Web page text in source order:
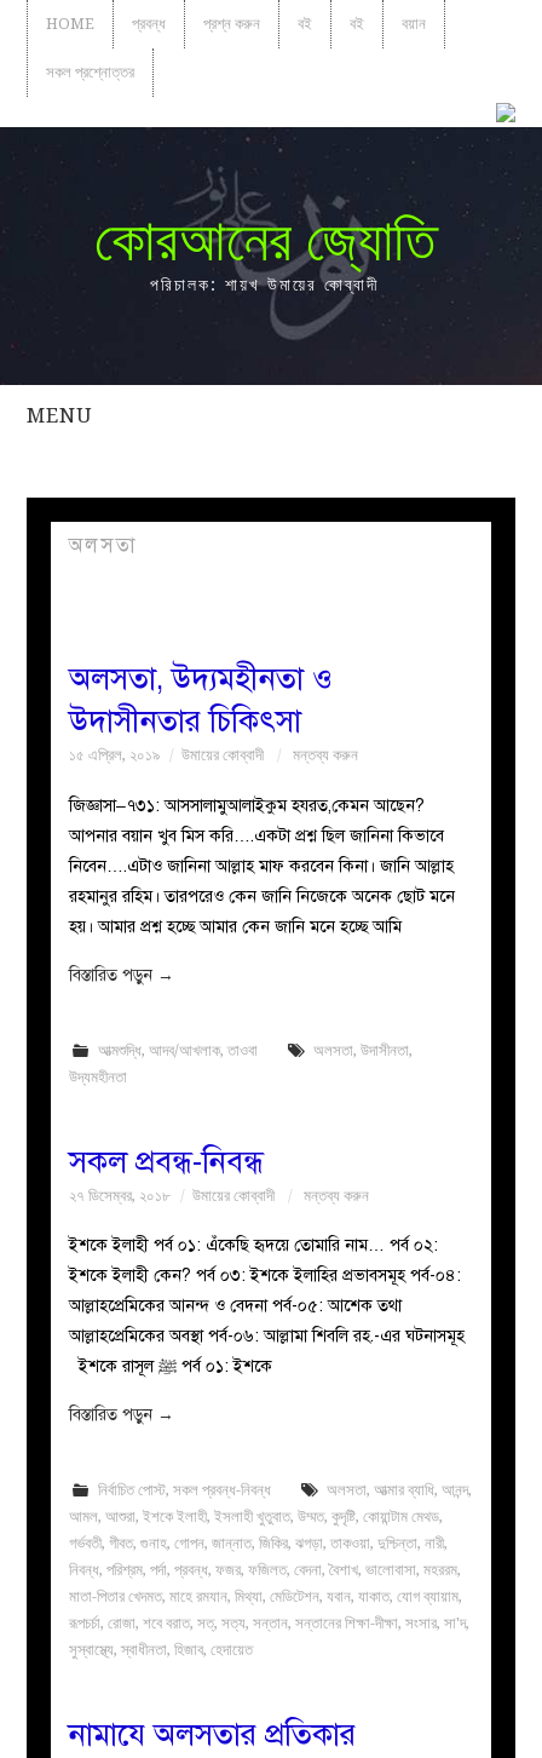
HOME প্রবন্ধ প্রশ্ন করুন বই বই বয়ান
সকল প্রশ্নোত্তর
কোরআনের জ্যোতি
পরিচালক: শায়খ উমায়ের কোব্বাদী
MENU
সকল
প্রবন্ধ
পাতা
মজলিস
প্রশ্ন
করুন
অলসতা
অলসতা, উদ্যমহীনতা ও
উদাসীনতার চিকিৎসা
১৫ এপ্রিল, ২০১৯ উমায়ের কোব্বাদী মন্তব্য করুন
জিজ্ঞাসা–৭৩১: আসসালামুআলাইকুম হযরত,কেমন আছেন?
আপনার বয়ান খুব মিস করি….একটা প্রশ্ন ছিল জানিনা কিভাবে
নিবেন….এটাও জানিনা আল্লাহ মাফ করবেন কিনা। জানি আল্লাহ
রহমানুর রহিম। তারপরেও কেন জানি নিজেকে অনেক ছোট মনে
হয়। আমার প্রশ্ন হচ্ছে আমার কেন জানি মনে হচ্ছে আমি
বিস্তারিত পড়ুন →
আত্মশুদ্ধি, আদব/আখলাক, তাওবা অলসতা, উদাসীনতা,
উদ্যমহীনতা
সকল প্রবন্ধ-নিবন্ধ
২৭ ডিসেম্বর, ২০১৮ উমায়ের কোব্বাদী মন্তব্য করুন
ইশকে ইলাহী পর্ব ০১: এঁকেছি হৃদয়ে তোমারি নাম… পর্ব ০২:
ইশকে ইলাহী কেন? পর্ব ০৩: ইশকে ইলাহির প্রভাবসমূহ পর্ব-০৪:
আল্লাহপ্রেমিকের আনন্দ ও বেদনা পর্ব-০৫: আশেক তথা
আল্লাহপ্রেমিকের অবস্থা পর্ব-০৬: আল্লামা শিবলি রহ.-এর ঘটনাসমূহ
ইশকে রাসূল ﷺ পর্ব ০১: ইশকে
বিস্তারিত পড়ুন →
নির্বাচিত পোস্ট, সকল প্রবন্ধ-নিবন্ধ অলসতা, আত্মার ব্যাধি, আনন্দ,
আমল,আশুরা,ইশকে ইলাহী,ইসলাহী খুতুবাত,উম্মত,কুদৃষ্টি,কোয়ান্টাম মেথড,
গর্ভবতী,গীবত,গুনাহ,গোপন,জান্নাত,জিকির,ঝগড়া,তাকওয়া,দুশ্চিন্তা,নারী,
নিবন্ধ,পরিশ্রম,পর্দা,প্রবন্ধ,ফজর,ফজিলত,বেদনা,বৈশাখ,ভালোবাসা,মহররম,
মাতা-পিতার খেদমত,মাহে রমযান,মিথ্যা,মেডিটেশন,যবান,যাকাত,যোগ ব্যায়াম,
রূপচর্চা,রোজা,শবে বরাত,সত্,সত্য,সন্তান,সন্তানের শিক্ষা-দীক্ষা,সংসার,সা'দ,
সুস্বাস্থ্যে,স্বাধীনতা,হিজাব,হেদায়েত
নামাযে অলসতার প্রতিকার